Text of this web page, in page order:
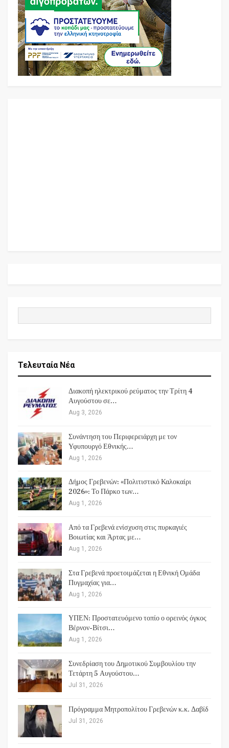
Τελευταία Νέα
Διακοπή ηλεκτρικού ρεύματος την Τρίτη 4
Αυγούστου σε…
Aug 3, 2026
Συνάντηση του Περιφερειάρχη με τον
Υφυπουργό Εθνικής…
Aug 1, 2026
Δήμος Γρεβενών: «Πολιτιστικό Καλοκαίρι
2026»: Το Πάρκο των…
Aug 1, 2026
Από τα Γρεβενά ενίσχυση στις πυρκαγιές
Βοιωτίας και Άρτας με…
Aug 1, 2026
Στα Γρεβενά προετοιμάζεται η Εθνική Ομάδα
Πυγμαχίας για…
Aug 1, 2026
ΥΠΕΝ: Προστατευόμενο τοπίο ο ορεινός όγκος
Βέρνον-Βίτσι…
Aug 1, 2026
Συνεδρίαση του Δημοτικού Συμβουλίου την
Τετάρτη 5 Αυγούστου…
Jul 31, 2026
Πρόγραμμα Μητροπολίτου Γρεβενών κ.κ. Δαβίδ
Jul 31, 2026